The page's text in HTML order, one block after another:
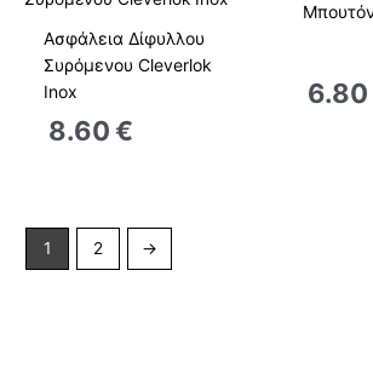
Ασφάλεια Δίφυλλου
Συρόμενου Cleverlok
Inox
8.60 €
6.80
1 2 →